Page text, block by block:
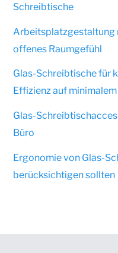
Schreibtische
Arbeitsplatzgestaltung
offenes Raumgefühl
Glas-Schreibtische für
Effizienz auf
Glas-
Büro
Ergonomie von Glas-
berücksichtigen sollten